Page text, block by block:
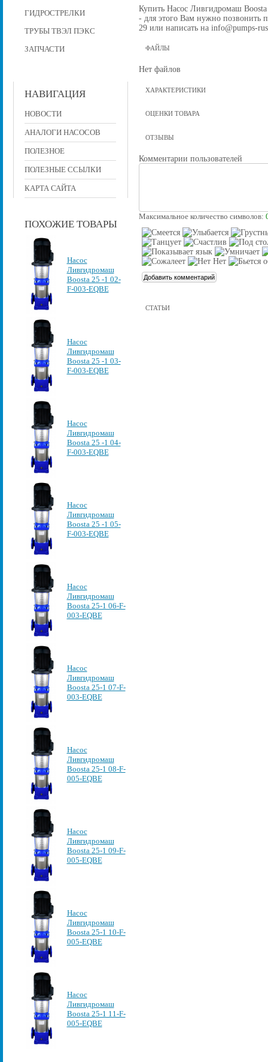
ГИДРОСТРЕЛКИ
ТРУБЫ ТВЭЛ ПЭКС
ЗАПЧАСТИ
НАВИГАЦИЯ
НОВОСТИ
АНАЛОГИ НАСОСОВ
ПОЛЕЗНОЕ
ПОЛЕЗНЫЕ ССЫЛКИ
КАРТА САЙТА
ПОХОЖИЕ ТОВАРЫ
Насос
Ливгидромаш
Boosta 25 -1 02-
F-003-EQBE
Насос
Ливгидромаш
Boosta 25 -1 03-
F-003-EQBE
Насос
Ливгидромаш
Boosta 25 -1 04-
F-003-EQBE
Насос
Ливгидромаш
Boosta 25 -1 05-
F-003-EQBE
Насос
Ливгидромаш
Boosta 25-1 06-F-
003-EQBE
Насос
Ливгидромаш
Boosta 25-1 07-F-
003-EQBE
Насос
Ливгидромаш
Boosta 25-1 08-F-
005-EQBE
Насос
Ливгидромаш
Boosta 25-1 09-F-
005-EQBE
Насос
Ливгидромаш
Boosta 25-1 10-F-
005-EQBE
Насос
Ливгидромаш
Boosta 25-1 11-F-
005-EQBE
Купить Насос Ливгидромаш
- для этого Вам нужно позвонить
29 или написать на info@pumps-
ФАЙЛЫ
Нет файлов
ХАРАКТЕРИСТИКИ
ОЦЕНКИ ТОВАРА
ОТЗЫВЫ
Комментарии пользователей
Максимальное количество символов:
СТАТЬИ